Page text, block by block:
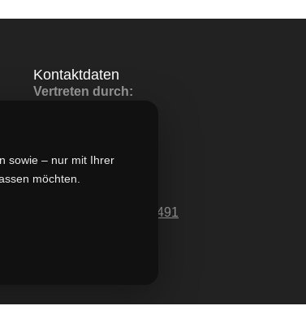
Kontaktdaten
Vertreten durch:
info@militaruhren.de
KVK-Nummer: 74829491
sowie – nur mit Ihrer
möchten.